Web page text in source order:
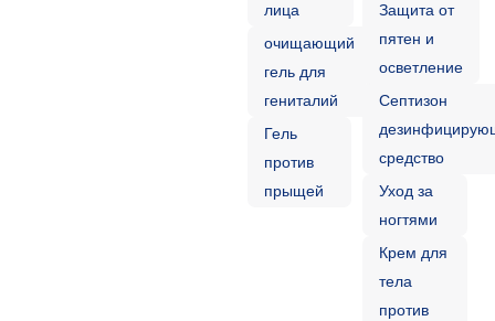
лица
очищающий
гель для
гениталий
Гель
против
прыщей
Защита от
пятен и
осветление
Септизон
средство
Уход за
ногтями
Крем для
тела
против